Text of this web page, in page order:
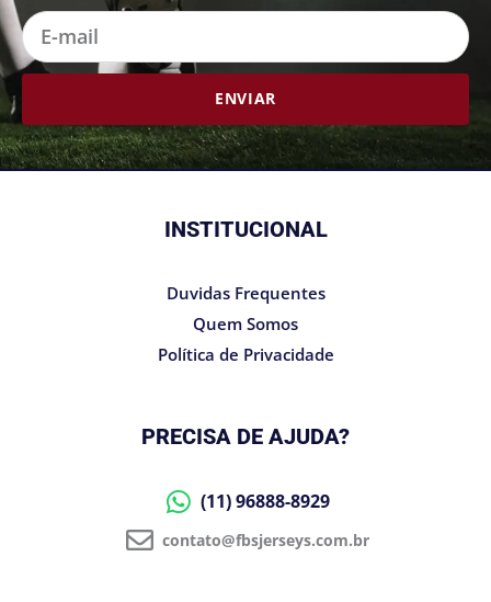
E-
mail
ENVIAR
INSTITUCIONAL
Duvidas Frequentes
Quem Somos
Política de Privacidade
PRECISA DE AJUDA?
(11) 96888-8929
contato@fbsjerseys.com.br